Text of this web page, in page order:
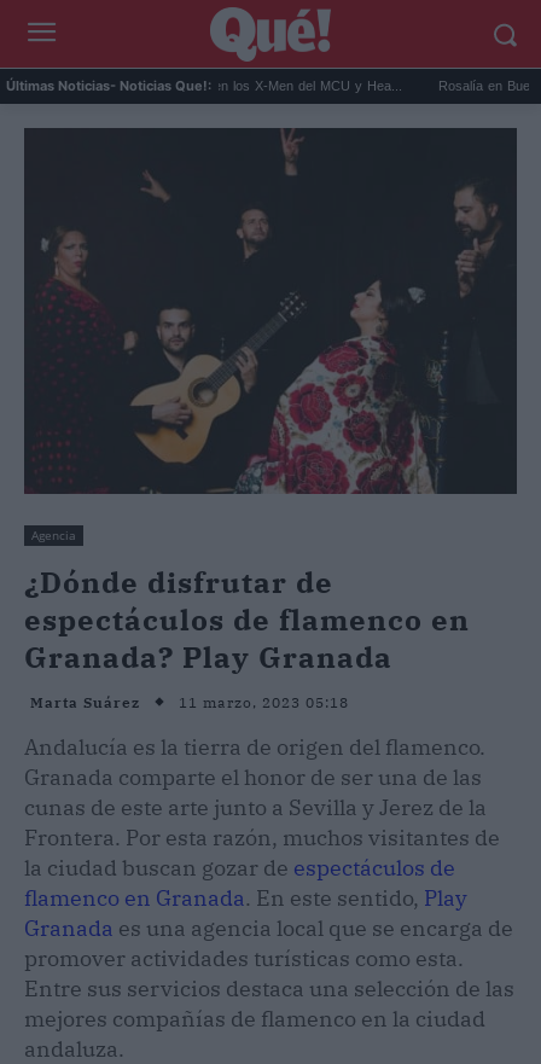
Últimas Noticias- Noticias Que!:
Kit Connor será Cíclope en los X-Men del MCU y Hea... Rosalía en Buenos
Agencia
¿Dónde disfrutar de
espectáculos de flamenco en
Granada? Play Granada
Marta Suárez 11 marzo, 2023 05:18
Andalucía es la tierra de origen del flamenco.
Granada comparte el honor de ser una de las
cunas de este arte junto a Sevilla y Jerez de la
Frontera. Por esta razón, muchos visitantes de
la ciudad buscan gozar de espectáculos de
flamenco en Granada. En este sentido, Play
Granada es una agencia local que se encarga de
promover actividades turísticas como esta.
Entre sus servicios destaca una selección de las
mejores compañías de flamenco en la ciudad
andaluza.